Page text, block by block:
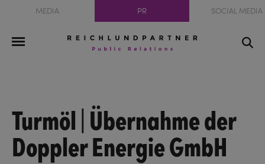
MEDIA PR SOCIAL MEDIA
Turmöl | Übernahme der
Doppler Energie GmbH